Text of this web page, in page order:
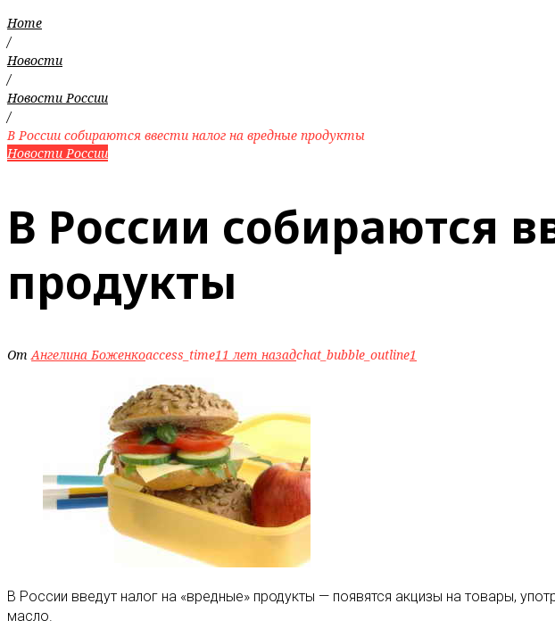
Home
/
Новости
/
Новости России
/
В России собираются ввести налог на вредные продукты
Новости России
В России собираются
продукты
ОтАнгелина Боженкоaccess_time11 лет назадchat_bubble_outline1
В России введут налог на «вредные» продукты — появятся акцизы на товары,
масло.